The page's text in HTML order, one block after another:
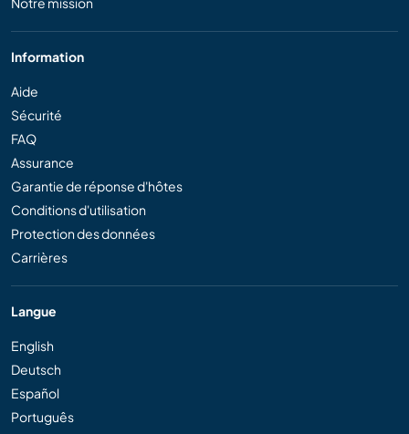
Information
Aide
Sécurité
FAQ
Assurance
Garantie de réponse d'hôtes
Conditions d'utilisation
Protection des données
Carrières
Langue
English
Deutsch
Español
Português